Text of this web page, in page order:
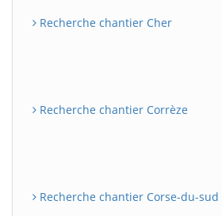
Recherche chantier Cher
Recherche chantier Corrèze
Recherche chantier Corse-du-sud